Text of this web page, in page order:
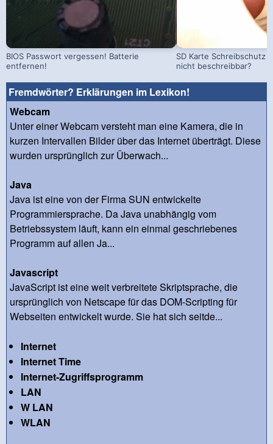
BIOS Passwort vergessen! Batterie
entfernen!
SD Karte Schreibschutz
nicht beschreibbar?
Fremdwörter? Erklärungen im Lexikon!
Webcam
Unter einer Webcam versteht man eine Kamera, die in
kurzen Intervallen Bilder über das Internet überträgt. Diese
wurden ursprünglich zur Überwach...
Java
Java ist eine von der Firma SUN entwickelte
Programmiersprache. Da Java unabhängig vom
Betriebssystem läuft, kann ein einmal geschriebenes
Programm auf allen Ja...
Javascript
JavaScript ist eine weit verbreitete Skriptsprache, die
ursprünglich von Netscape für das DOM-Scripting für
Webseiten entwickelt wurde. Sie hat sich seitde...
Internet
Internet Time
Internet-Zugriffsprogramm
LAN
W LAN
WLAN